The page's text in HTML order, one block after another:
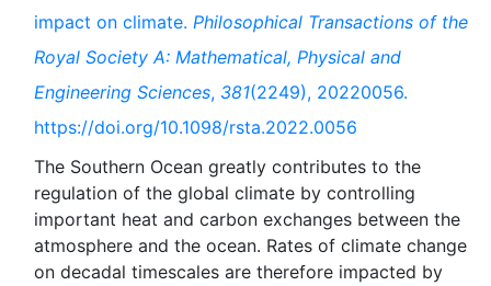
impact on climate. Philosophical Transactions of the
Royal Society A: Mathematical, Physical and
Engineering Sciences, 381(2249), 20220056.
https://doi.org/10.1098/rsta.2022.0056
The Southern Ocean greatly contributes to the
regulation of the global climate by controlling
important heat and carbon exchanges between the
atmosphere and the ocean. Rates of climate change
on decadal timescales are therefore impacted by